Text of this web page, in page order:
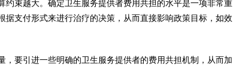
约束越大。确定卫生服务提供者费用共担的水平是一项非常重
据支付形式来进行治疗的决策，从而直接影响政策目标，如效
要引进一些明确的卫生服务提供者的费用共担机制，从而加